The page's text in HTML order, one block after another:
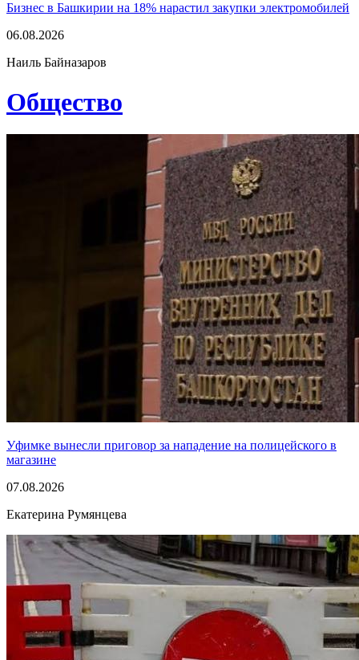
Бизнес в Башкирии на 18% нарастил закупки электромобилей
06.08.2026
Наиль Байназаров
Общество
Уфимке вынесли приговор за нападение на полицейского в
магазине
07.08.2026
Екатерина Румянцева